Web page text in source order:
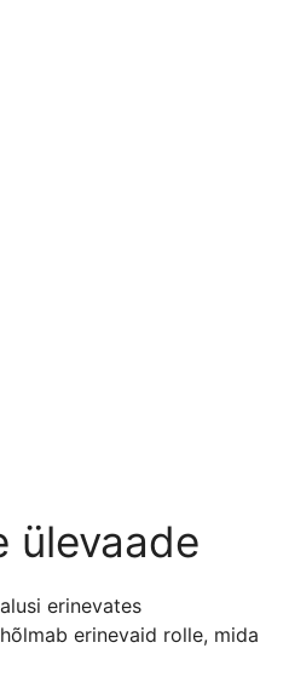
ülevaade
erinevates
erinevaid rolle, mida